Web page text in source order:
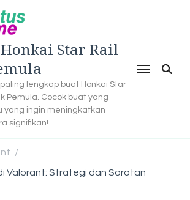
Star Rail
lengkap buat Honkai Star
Pemula. Cocok buat yang
yang ingin meningkatkan
signifikan!
/
Valorant: Strategi dan Sorotan